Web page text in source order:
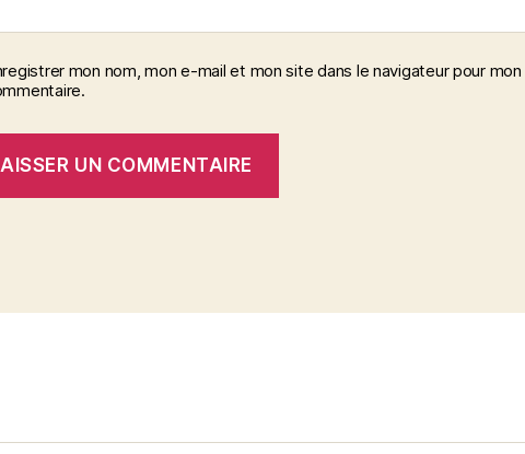
mon nom, mon e-mail et mon site dans le navigateur pour mon